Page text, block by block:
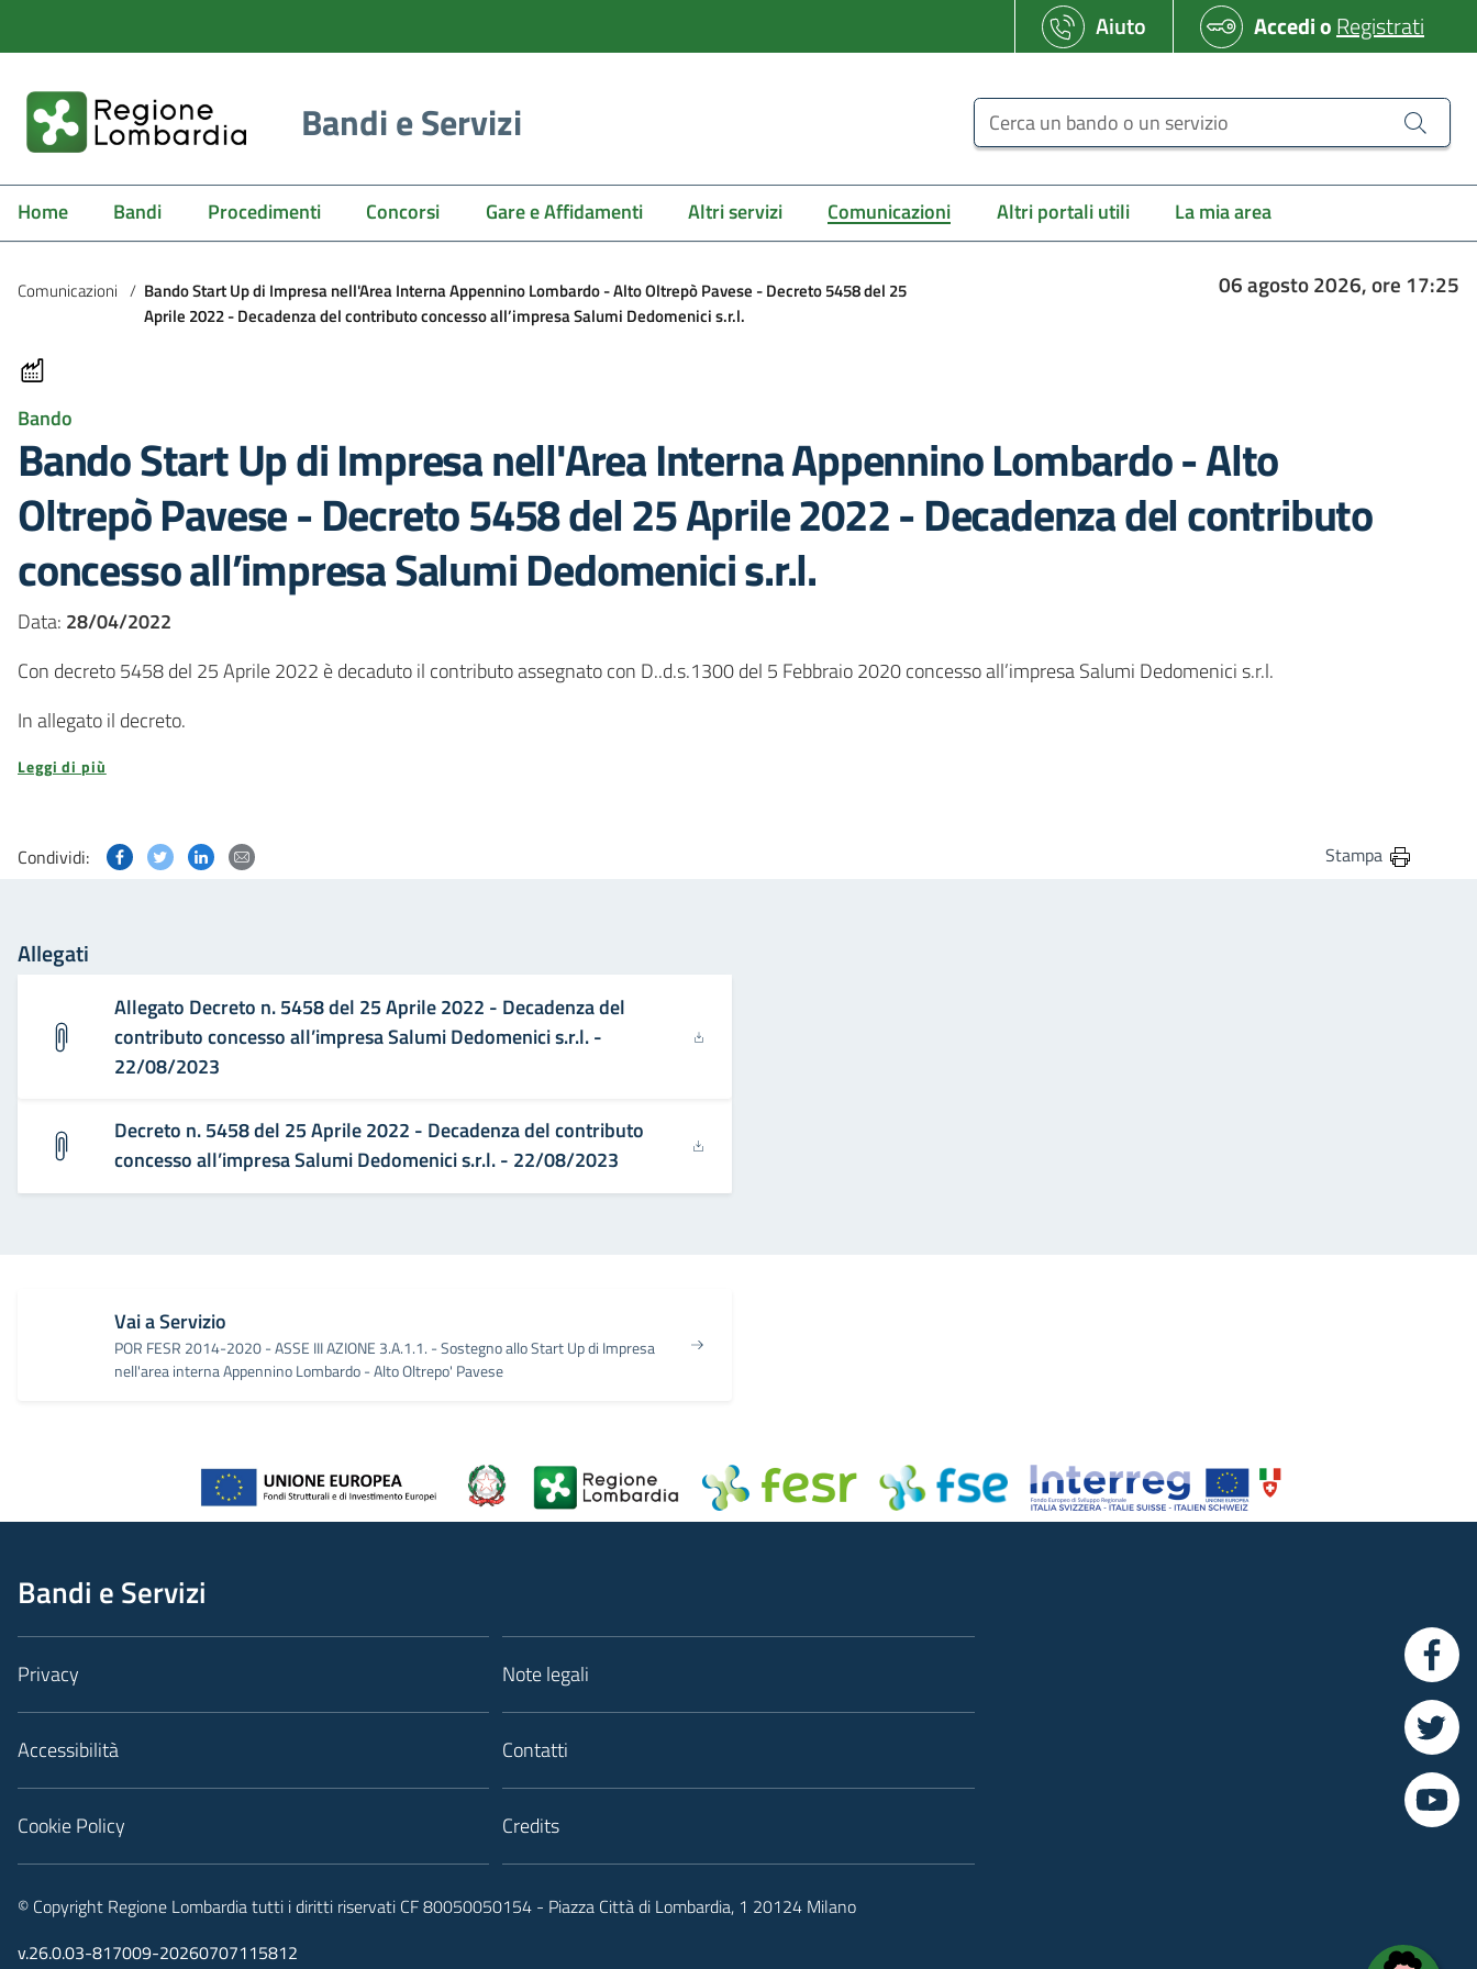
Aiuto AccedioRegistrati
Bandi e Servizi Cerca un bando o un servizio
Home Bandi Procedimenti Concorsi Gare e Affidamenti Altri servizi Comunicazioni Altri portali utili La mia area
Comunicazioni / Bando Start Up di Impresa nell'Area Interna Appennino Lombardo - Alto Oltrepò Pavese - Decreto 5458 del 25
Aprile 2022 - Decadenza del contributo concesso all’impresa Salumi Dedomenici s.r.l.
06 agosto 2026, ore 17:25
Bando
Bando Start Up di Impresa nell'Area Interna Appennino Lombardo - Alto
Oltrepò Pavese - Decreto 5458 del 25 Aprile 2022 - Decadenza del contributo
concesso all’impresa Salumi Dedomenici s.r.l.
Data: 28/04/2022
Con decreto 5458 del 25 Aprile 2022 è decaduto il contributo assegnato con D..d.s.1300 del 5 Febbraio 2020 concesso all’impresa Salumi Dedomenici s.r.l.
In allegato il decreto.
Leggi di più
Condividi: Condividi questa pagina su Facebook
Condividi questa pagina su Twitter
Condividi questa pagina su Linkedin Stampa
Allegati
Allegato Decreto n. 5458 del 25 Aprile 2022 - Decadenza del
contributo concesso all’impresa Salumi Dedomenici s.r.l. -
22/08/2023
Decreto n. 5458 del 25 Aprile 2022 - Decadenza del contributo
concesso all’impresa Salumi Dedomenici s.r.l. - 22/08/2023
Vai a Servizio
POR FESR 2014-2020 - ASSE III AZIONE 3.A.1.1. - Sostegno allo Start Up di Impresa
nell'area interna Appennino Lombardo - Alto Oltrepo' Pavese
Bandi e Servizi
Privacy
Accessibilità
Cookie Policy
Note legali
Contatti
Credits
© Copyright Regione Lombardia tutti i diritti riservati CF 80050050154 - Piazza Città di Lombardia, 1 20124 Milano
v.26.0.03-817009-20260707115812